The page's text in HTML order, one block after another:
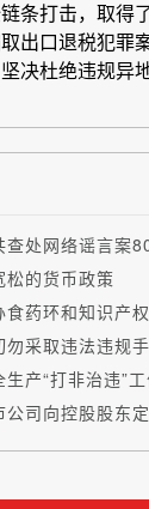
处网络谣言案
松的货币政策
药环和知识产
采取违法违规
产“打非治违”
司向控股股东